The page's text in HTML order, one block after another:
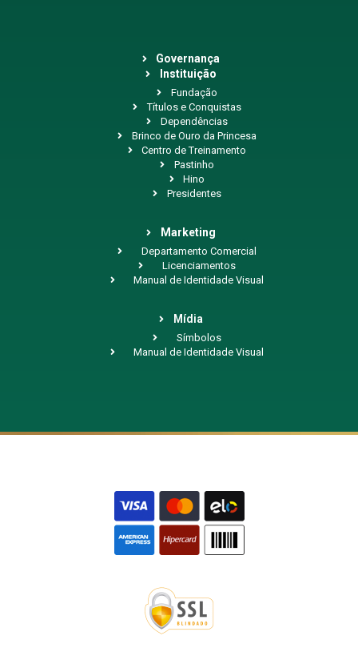
Governança
Instituição
Fundação
Títulos e Conquistas
Dependências
Brinco de Ouro da Princesa
Centro de Treinamento
Pastinho
Hino
Presidentes
Marketing
Departamento Comercial
Licenciamentos
Manual de Identidade Visual
Mídia
Símbolos
Manual de Identidade Visual